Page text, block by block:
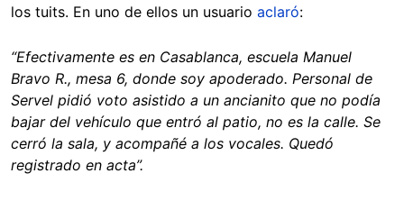
los tuits. En uno de ellos un usuario aclaró:
“Efectivamente es en Casablanca, escuela Manuel
Bravo R., mesa 6, donde soy apoderado. Personal de
Servel pidió voto asistido a un ancianito que no podía
bajar del vehículo que entró al patio, no es la calle. Se
cerró la sala, y acompañé a los vocales. Quedó
registrado en acta”.